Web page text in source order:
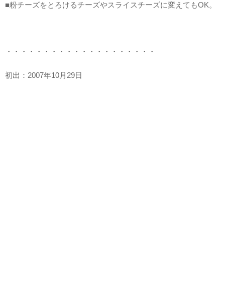
■粉チーズをとろけるチーズやスライスチーズに変えてもOK。
・・・・・・・・・・・・・・・・・・・・
初出：2007年10月29日